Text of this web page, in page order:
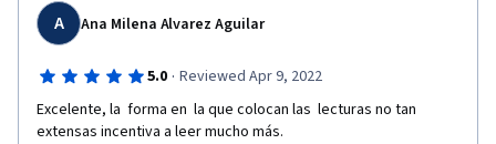
A Ana Milena Alvarez Aguilar
5.0 · Reviewed Apr 9, 2022
Excelente, la  forma en  la que colocan las  lecturas no tan
extensas incentiva a leer mucho más.